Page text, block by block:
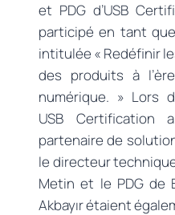
et PDG d’USB
participé en tant
intitulée « Redéfinir
des produits à
numérique. » Lors
USB Certification
partenaire de
le directeur
Metin et le PDG de
Akbayır étaient